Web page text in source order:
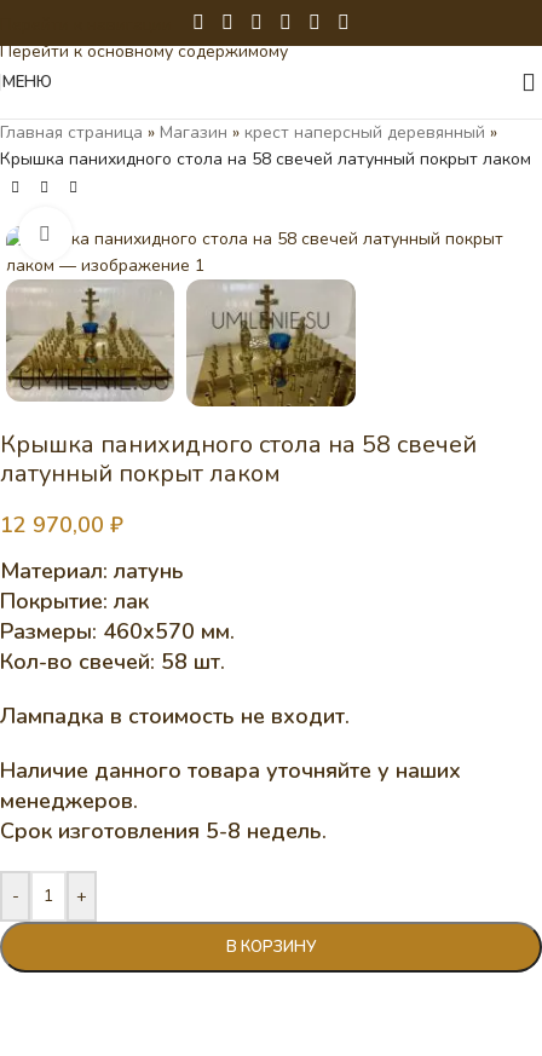
Перейти к основному содержимому
МЕНЮ
Главная страница » Магазин » крест наперсный деревянный »
Крышка панихидного стола на 58 свечей латунный покрыт лаком
Нажмите, чтобы увеличить
Крышка панихидного стола на 58 свечей
латунный покрыт лаком
12 970,00 ₽
Материал: латунь
Покрытие: лак
Размеры: 460х570 мм.
Кол-во свечей: 58 шт.
Лампадка в стоимость не входит.
Наличие данного товара уточняйте у наших
менеджеров.
Срок изготовления 5-8 недель.
- +
В КОРЗИНУ